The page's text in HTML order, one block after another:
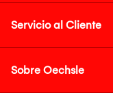
Servicio al Cliente
Sobre Oechsle